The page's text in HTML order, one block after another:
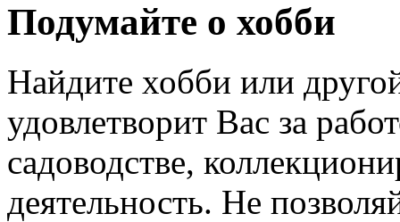
Подумайте о хобби
Найдите хобби или
удовлетворит Вас за
садоводстве,
деятельность. Не